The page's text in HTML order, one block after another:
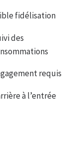
fidélisation
des
requis
à l’entrée